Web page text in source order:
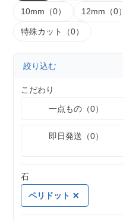
10mm（0） 12mm（0）
特殊カット（0）
絞り込む
こだわり
一点もの（0）
即日発送（0）
石
ペリドット